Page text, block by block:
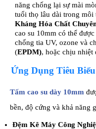
năng chống lại sự mài
tuổi thọ lâu dài trong môi
Kháng Hóa Chất
cao su 10mm có thể
chống tia UV, ozone và
(EPDM), hoặc chịu nhiệt
Ứng Dụng Tiêu Biểu
Tấm cao su dày 10mm
bền, độ cứng và khả năng
Đệm Kê Máy Công